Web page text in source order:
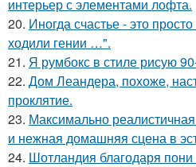
интерьер с элементами лофта.
20. Иногда счастье - это
ходили гении …".
21. Я румбокс в стиле рисую
22. Дом Леандера, похоже,
проклятие.
23. Максимально
и нежная домашняя сцена в
24. Шотландия благодаря